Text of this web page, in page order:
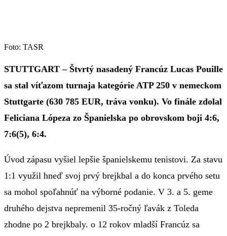
Foto: TASR
STUTTGART – Štvrtý nasadený Francúz Lucas Pouille
sa stal víťazom turnaja kategórie ATP 250 v nemeckom
Stuttgarte (630 785 EUR, tráva vonku). Vo finále zdolal
Feliciana Lópeza zo Španielska po obrovskom boji 4:6,
7:6(5), 6:4.
Úvod zápasu vyšiel lepšie španielskemu tenistovi. Za stavu
1:1 využil hneď svoj prvý brejkbal a do konca prvého setu
sa mohol spoľahnúť na výborné podanie. V 3. a 5. geme
druhého dejstva nepremenil 35-ročný ľavák z Toleda
zhodne po 2 brejkbaly. o 12 rokov mladší Francúz sa